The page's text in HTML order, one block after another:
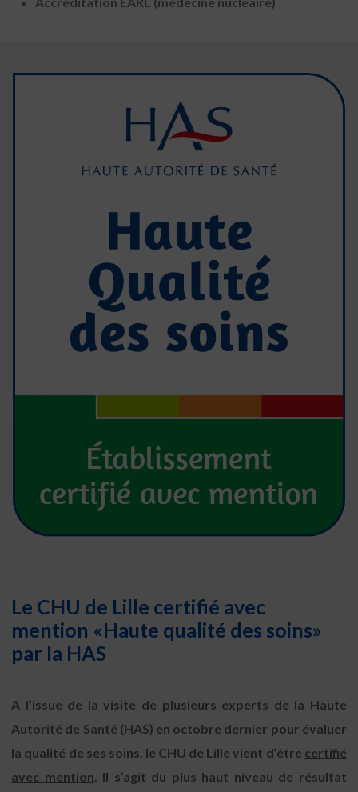
Le CHU de Lille certifié avec
mention «Haute qualité des soins»
par la HAS
A l’issue de la visite de plusieurs experts de la Haute
Autorité de Santé (HAS) en octobre dernier pour évaluer
la qualité de ses soins, le CHU de Lille vient d’être certifié
avec mention. Il s’agit du plus haut niveau de résultat